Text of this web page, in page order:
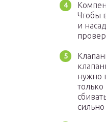
Чтобы
и
нужно